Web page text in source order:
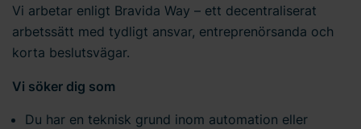
Vi arbetar enligt Bravida Way – ett decentraliserat
arbetssätt med tydligt ansvar, entreprenörsanda och
korta beslutsvägar.
Vi söker dig som
Du har en teknisk grund inom automation eller